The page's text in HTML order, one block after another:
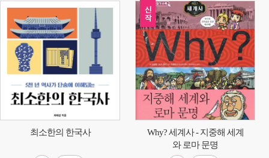
최소한의 한국사
Why? 세계사 - 지중해 세계
와 로마 문명